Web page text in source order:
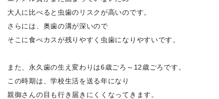
大人に比べると虫歯のリスクが高いのです。
さらには、奥歯の溝が深いので
そこに食べカスが残りやすく虫歯になりやすいです。
また、永久歯の生え変わりは6歳ごろ～12歳ごろです。
この時期は、学校生活を送る年になり
親御さんの目も行き届きにくくなってきます。